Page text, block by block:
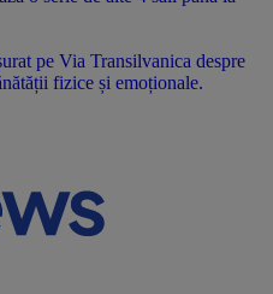
pe Via Transilvanica despre
fizice și emoționale.